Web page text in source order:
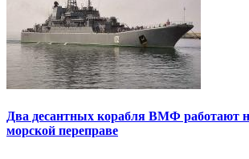
Два десантных корабля ВМФ работают
морской переправе